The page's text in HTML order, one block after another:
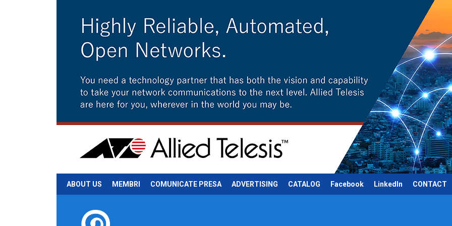
ABOUT US MEMBRI COMUNICATE PRESA ADVERTISING CATALOG Facebook LinkedIn CONTACT